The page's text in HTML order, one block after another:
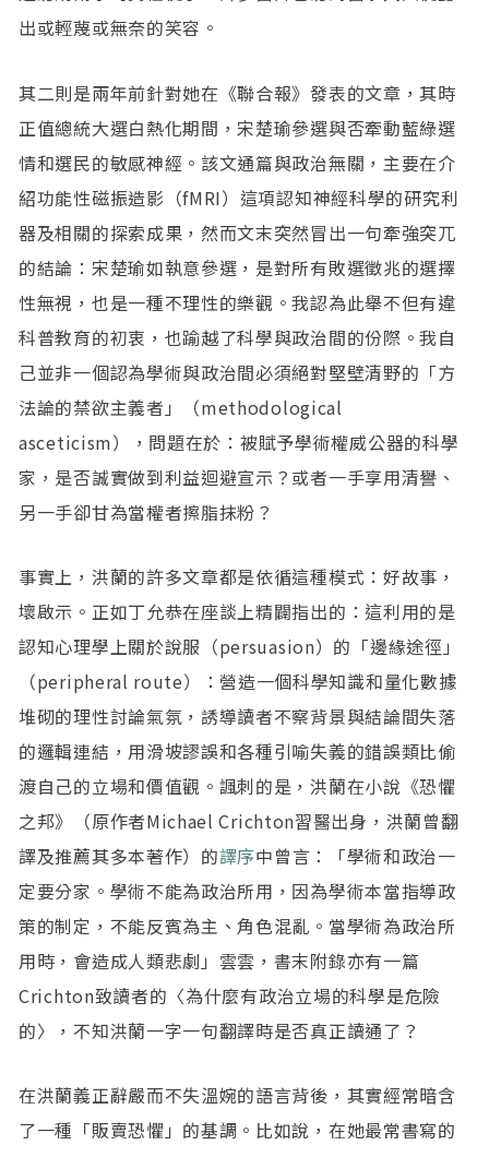
出或輕蔑或無奈的笑容。
其二則是兩年前針對她在《聯合報》發表的文章，其時
正值總統大選白熱化期間，宋楚瑜參選與否牽動藍綠選
情和選民的敏感神經。該文通篇與政治無關，主要在介
紹功能性磁振造影（fMRI）這項認知神經科學的研究利
器及相關的探索成果，然而文末突然冒出一句牽強突兀
的結論：宋楚瑜如執意參選，是對所有敗選徵兆的選擇
性無視，也是一種不理性的樂觀。我認為此舉不但有違
科普教育的初衷，也踰越了科學與政治間的份際。我自
己並非一個認為學術與政治間必須絕對堅壁清野的「方
法論的禁欲主義者」（methodological
asceticism），問題在於：被賦予學術權威公器的科學
家，是否誠實做到利益迴避宣示？或者一手享用清譽、
另一手卻甘為當權者擦脂抹粉？
事實上，洪蘭的許多文章都是依循這種模式：好故事，
壞啟示。正如丁允恭在座談上精闢指出的：這利用的是
認知心理學上關於說服（persuasion）的「邊緣途徑」
（peripheral route）：營造一個科學知識和量化數據
堆砌的理性討論氣氛，誘導讀者不察背景與結論間失落
的邏輯連結，用滑坡謬誤和各種引喻失義的錯誤類比偷
渡自己的立場和價值觀。諷刺的是，洪蘭在小說《恐懼
之邦》（原作者Michael Crichton習醫出身，洪蘭曾翻
譯及推薦其多本著作）的譯序中曾言：「學術和政治一
定要分家。學術不能為政治所用，因為學術本當指導政
策的制定，不能反賓為主、角色混亂。當學術為政治所
用時，會造成人類悲劇」雲雲，書末附錄亦有一篇
Crichton致讀者的〈為什麼有政治立場的科學是危險
的〉，不知洪蘭一字一句翻譯時是否真正讀通了？
在洪蘭義正辭嚴而不失溫婉的語言背後，其實經常暗含
了一種「販賣恐懼」的基調。比如說，在她最常書寫的